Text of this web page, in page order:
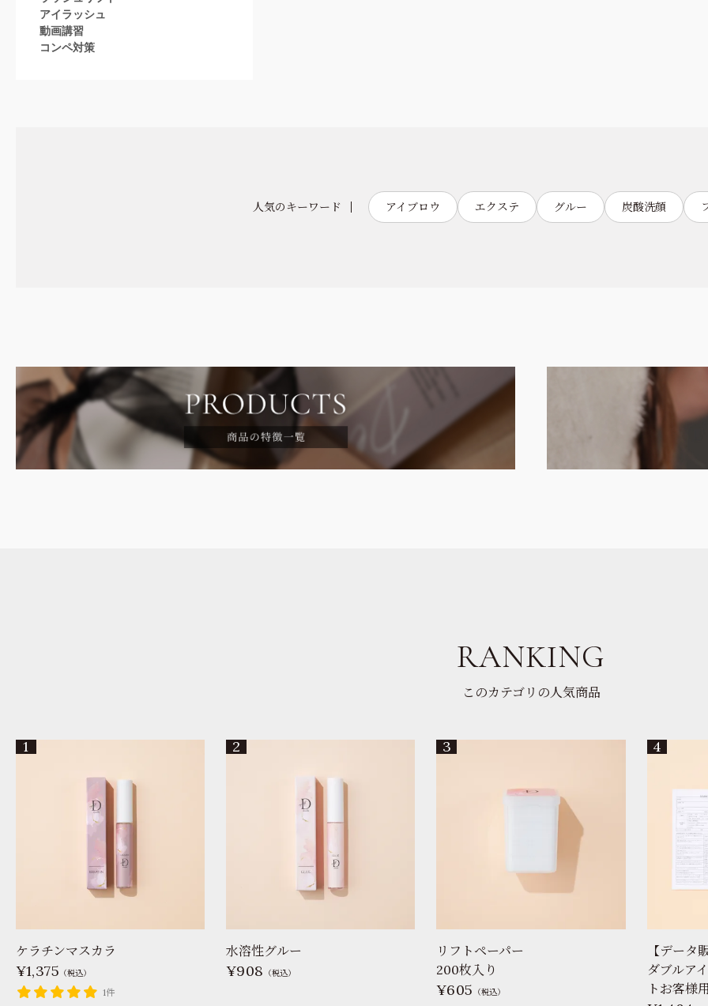
アイラッシュ
動画講習
コンペ対策
人気のキーワード アイブロウ エクステ グルー 炭酸洗顔
RANKING
このカテゴリの人気商品
ケラチンマスカラ
1,375 （税込）
1件
水溶性グルー
908 （税込）
リフトペーパー
200枚入り
605 （税込）
【データ
ダブルア
トお客様